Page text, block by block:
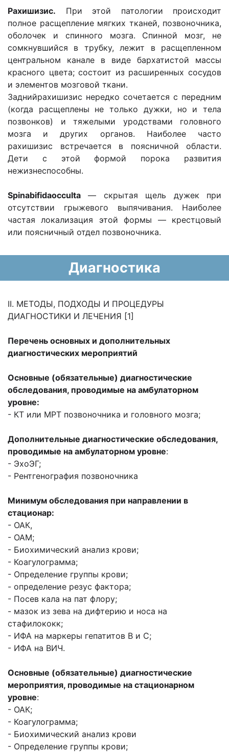
Рахишизис. При этой патологии происходит
полное расщепление мягких тканей, позвоночника,
оболочек и спинного мозга. Спинной мозг, не
сомкнувшийся в трубку, лежит в расщепленном
центральном канале в виде бархатистой массы
красного цвета; состоит из расширенных сосудов
и элементов мозговой ткани.
Заднийрахишизис нередко сочетается с передним
(когда расщеплены не только дужки, но и тела
позвонков) и тяжелыми уродствами головного
мозга и других органов. Наиболее часто
рахишизис встречается в поясничной области.
Дети с этой формой порока развития
нежизнеспособны.
Spinabifidaocculta — скрытая щель дужек при
отсутствии грыжевого выпячивания. Наиболее
частая локализация этой формы — крестцовый
или поясничный отдел позвоночника.
Диагностика
II. МЕТОДЫ, ПОДХОДЫ И ПРОЦЕДУРЫ
ДИАГНОСТИКИ И ЛЕЧЕНИЯ [1]
Перечень основных и дополнительных
диагностических мероприятий
Основные (обязательные) диагностические
обследования, проводимые на амбулаторном
уровне:
- КТ или МРТ позвоночника и головного мозга;
Дополнительные диагностические обследования,
проводимые на амбулаторном уровне:
- ЭхоЭГ;
- Рентгенография позвоночника
Минимум обследования при направлении в
стационар:
- ОАК,
- ОАМ;
- Биохимический анализ крови;
- Коагулограмма;
- Определение группы крови;
- определение резус фактора;
- Посев кала на пат флору;
- мазок из зева на дифтерию и носа на
стафилококк;
- ИФА на маркеры гепатитов В и С;
- ИФА на ВИЧ.
Основные (обязательные) диагностические
мероприятия, проводимые на стационарном
уровне:
- ОАК;
- Коагулограмма;
- Биохимический анализ крови
- Определение группы крови;